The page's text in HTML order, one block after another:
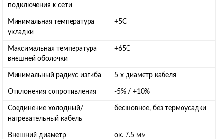
подключения к сети
Минимальная температура
укладки
+5C
Максимальная температура
внешней оболочки
+65C
Минимальный радиус изгиба 5 х диаметр кабеля
Отклонения сопротивления -5% / +10%
Соединение холодный/
нагревательный кабель
бесшовное, без термоусадки
Внешний диаметр ок. 7.5 мм